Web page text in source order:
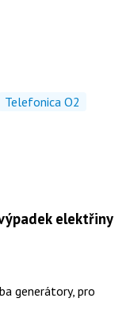
Telefonica O2
elektřiny
generátory, pro